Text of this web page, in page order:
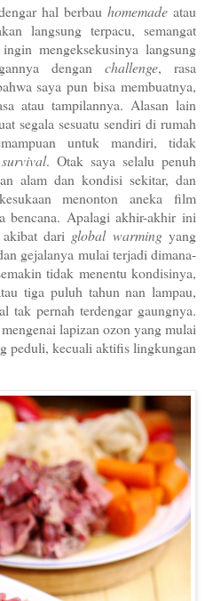
hal berbau homemade atau
langsung terpacu, semangat
mengeksekusinya langsung
denganchallenge, rasa
saya pun bisa membuatnya,
atau tampilannya. Alasan lain
segala sesuatu sendiri di rumah
untuk mandiri, tidak
survival. Otak saya selalu penuh
alam dan kondisi sekitar, dan
menonton aneka film
bencana. Apalagi akhir-akhir ini
dari global warming yang
gejalanya mulai terjadi dimana-
tidak menentu kondisinya,
tiga puluh tahun nan lampau,
tak pernah terdengar gaungnya.
lapizan ozon yang mulai
peduli, kecuali aktifis lingkungan